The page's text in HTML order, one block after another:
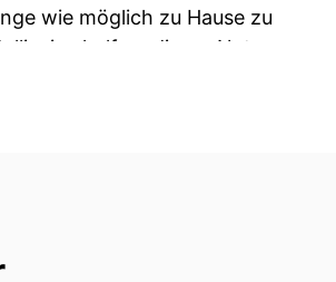
wie möglich zu Hause zu
helfen, dieses Netz
wurde beigezogen.